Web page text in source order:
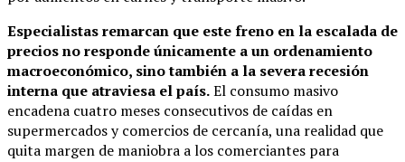
Especialistas remarcan que este freno en la escalada de
precios no responde únicamente a un ordenamiento
macroeconómico, sino también a la severa recesión
interna que atraviesa el país.El consumo masivo
encadena cuatro meses consecutivos de caídas en
supermercados y comercios de cercanía, una realidad que
quita margen de maniobra a los comerciantes para